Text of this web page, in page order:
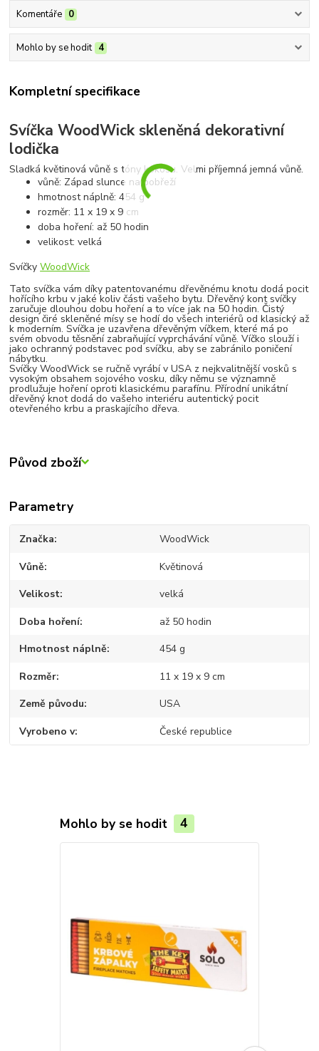
Komentáře 0
Mohlo by se hodit 4
Kompletní specifikace
Svíčka WoodWick skleněná dekorativní
lodička
Sladká květinová vůně s tóny kokosu. Velmi příjemná jemná vůně.
vůně: Západ slunce na pobřeží
hmotnost náplně: 454 g
rozměr: 11 x 19 x 9 cm
doba hoření: až 50 hodin
velikost: velká
SvíčkyWoodWick
Tato svíčka vám díky patentovanému dřevěnému knotu dodá pocit
hořícího krbu v jaké koliv části vašeho bytu. Dřevěný kont svíčky
zaručuje dlouhou dobu hoření a to více jak na 50 hodin. Čistý
design čiré skleněné mísy se hodí do všech interiérů od klasický až
k moderním. Svíčka je uzavřena dřevěným víčkem, které má po
svém obvodu těsnění zabraňující vyprchávání vůně. Víčko slouží i
jako ochranný podstavec pod svíčku, aby se zabránilo poničení
nábytku.
Svíčky WoodWick se ručně vyrábí v USA z nejkvalitnější vosků s
vysokým obsahem sojového vosku, díky němu se významně
prodlužuje hoření oproti klasickému parafínu. Přírodní unikátní
dřevěný knot dodá do vašeho interiéru autentický pocit
otevřeného krbu a praskajícího dřeva.
Původ zboží
Parametry
Značka WoodWick
Vůně Květinová
Velikost velká
Doba hoření až 50 hodin
Hmotnost náplně 454 g
Rozměr 11 x 19 x 9 cm
Země původu USA
Vyrobeno v České republice
Mohlo by se hodit 4